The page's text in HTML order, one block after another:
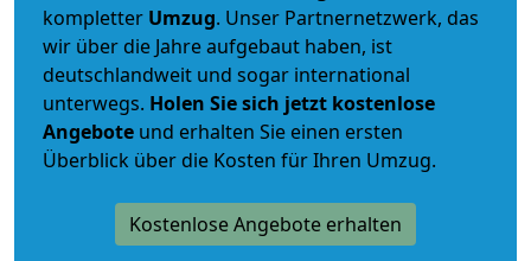
kompletter Umzug. Unser Partnernetzwerk, das
wir über die Jahre aufgebaut haben, ist
deutschlandweit und sogar international
unterwegs. Holen Sie sich jetzt kostenlose
Angebote und erhalten Sie einen ersten
Überblick über die Kosten für Ihren Umzug.
Kostenlose Angebote erhalten